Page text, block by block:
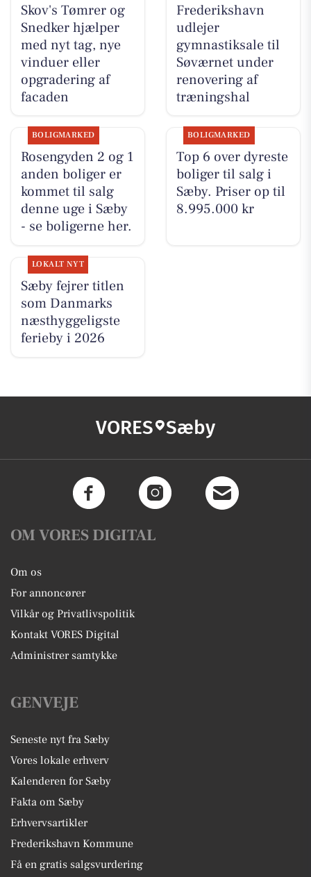
Skov's Tømrer og
Snedker hjælper
med nyt tag, nye
vinduer eller
opgradering af
facaden
Frederikshavn
udlejer
gymnastiksale til
Søværnet under
renovering af
træningshal
BOLIGMARKED
Rosengyden 2 og 1
anden boliger er
kommet til salg
denne uge i Sæby
- se boligerne her.
BOLIGMARKED
Top 6 over dyreste
boliger til salg i
Sæby. Priser op til
8.995.000 kr
LOKALT NYT
Sæby fejrer titlen
som Danmarks
næsthyggeligste
ferieby i 2026
VORES Sæby
OM VORES DIGITAL
Om os
For annoncører
Vilkår og Privatlivspolitik
Kontakt VORES Digital
Administrer samtykke
GENVEJE
Seneste nyt fra Sæby
Vores lokale erhverv
Kalenderen for Sæby
Fakta om Sæby
Erhvervsartikler
Frederikshavn Kommune
Få en gratis salgsvurdering